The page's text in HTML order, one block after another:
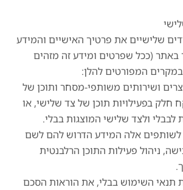
שלישיים את פרטיך האישיים והמידע
(ככל שפרטים ומידע זה מזהים
המפורטים להלן:
ושירותים משותפי-מסחר ותוכן של
חלק בפעילויות תוכן של צד שלישי, או
לבבלי ולצד שלישי המוצגות בבלי.
לשותפים אלה המידע הדרוש להם לשם
ניהול פעילות התוכן הרלבנטית
השימוש בבלי, את הוראות הסכם